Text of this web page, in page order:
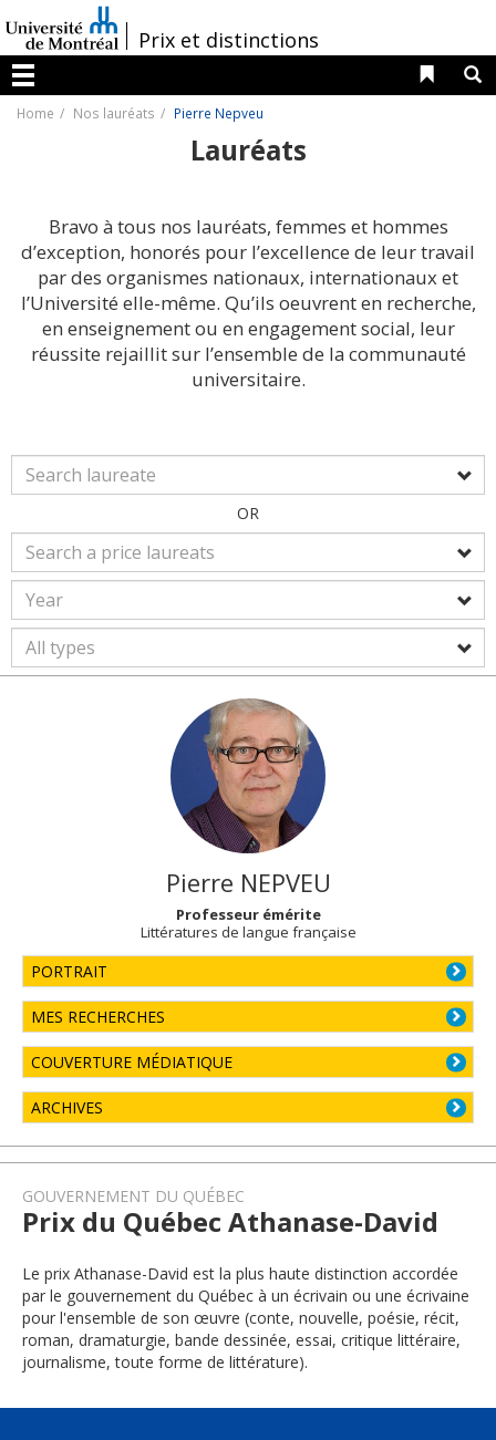
au
contenu
/Prix et distinctions
Menu
Liens
Home Nos lauréats Pierre Nepveu
Lauréats
Bravo à tous nos lauréats, femmes et hommes
d’exception, honorés pour l’excellence de leur travail
par des organismes nationaux, internationaux et
l’Université elle-même. Qu’ils oeuvrent en recherche,
en enseignement ou en engagement social, leur
réussite rejaillit sur l’ensemble de la communauté
universitaire.
OR
Pierre NEPVEU
Professeur émérite
Littératures de langue française
PORTRAIT
MES RECHERCHES
COUVERTURE MÉDIATIQUE
ARCHIVES
GOUVERNEMENT DU QUÉBEC
Prix du Québec Athanase-David
Le prix Athanase-David est la plus haute distinction accordée
par le gouvernement du Québec à un écrivain ou une écrivaine
pour l'ensemble de son œuvre (conte, nouvelle, poésie, récit,
roman, dramaturgie, bande dessinée, essai, critique littéraire,
journalisme, toute forme de littérature).